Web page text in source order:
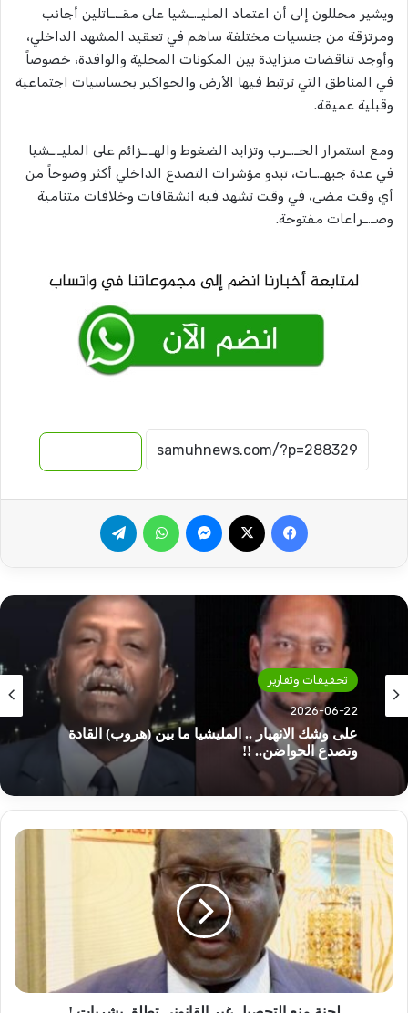
ويشير محللون إلى أن اعتماد المليـ.ـشيا على مقـ.ـاتلين أجانب
ومرتزقة من جنسيات مختلفة ساهم في تعقيد المشهد الداخلي،
وأوجد تناقضات متزايدة بين المكونات المحلية والوافدة، خصوصاً
في المناطق التي ترتبط فيها الأرض والحواكير بحساسيات اجتماعية
وقبلية عميقة.
ومع استمرار الحـ.ـرب وتزايد الضغوط والهـ.ـزائم على المليـ.ـشيا
في عدة جبهـ.ـات، تبدو مؤشرات التصدع الداخلي أكثر وضوحاً من
أي وقت مضى، في وقت تشهد فيه انشقاقات وخلافات متنامية
وصـ.ـراعات مفتوحة.
فيسبوك ماسنجر واتساب
تحقيقات وتقارير
2026-06-22
على وشك الانهيار .. المليشيا ما بين (هروب) القادة
وتصدع الحواضن.. !!
لجنة
منع
التحصيل
غير
القانوني
تطلق
بشريات
!